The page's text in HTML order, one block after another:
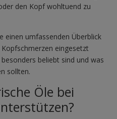
den Kopf wohltuend zu
einen umfassenden Überblick
eingesetzt
beliebt sind und was
sollten.
Öle bei